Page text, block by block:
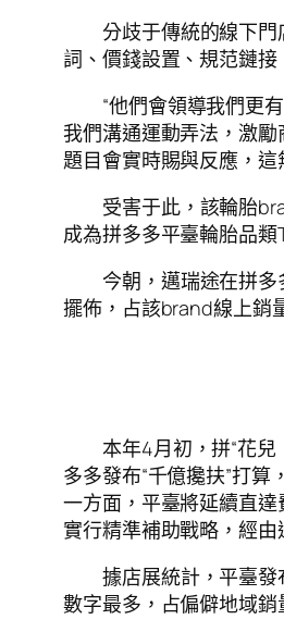
分歧于傳統的線下
詞、價錢設置、規范鏈
“他們會領導我們更
我們溝通運動弄法，激
題目會實時賜與反應，
受害于此，該輪胎
成為拼多多平臺輪胎品類
今朝，邁瑞途在拼
擺佈，占該brand線上銷
本年4月初，拼“花
多多發布“千億攙扶”打算
一方面，平臺將延續直
實行精準補助戰略，經
據店展統計，平臺
數字最多，占偏僻地域銷